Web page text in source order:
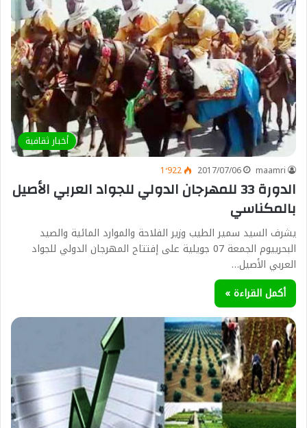
أخبار ثقافية
maamri
2017/07/06 1٬922
الدورة 33 للمهرجان الدولي للجواد العربي الأصيل
بالمكناسي
يشرف السيد سمير الطيب وزير الفلاحة والموارد المائية والصيد
البحرييوم الجمعة 07 جويلية على إفتتاح المهرجان الدولي للجواد
العربي الأصيل…
أكمل القراءة »